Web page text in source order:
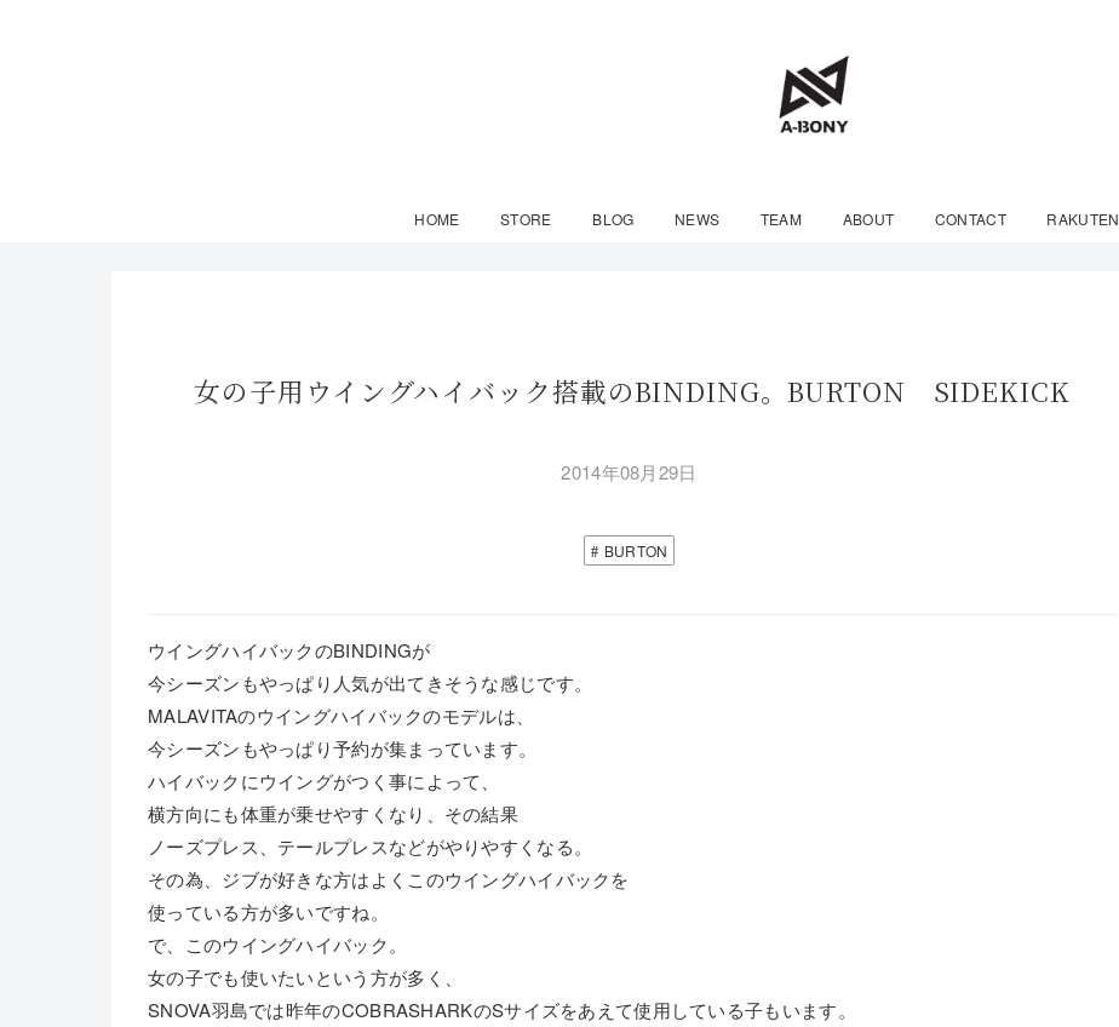
HOME STORE BLOG NEWS TEAM ABOUT CONTACT RAKUTEN
女の子用ウイングハイバック搭載のBINDING。BURTON SIDEKICK
2014年08月29日
BURTON
ウイングハイバックのBINDINGが
今シーズンもやっぱり人気が出てきそうな感じです。
MALAVITAのウイングハイバックのモデルは、
今シーズンもやっぱり予約が集まっています。
ハイバックにウイングがつく事によって、
横方向にも体重が乗せやすくなり、その結果
ノーズプレス、テールプレスなどがやりやすくなる。
その為、ジブが好きな方はよくこのウイングハイバックを
使っている方が多いですね。
で、このウイングハイバック。
女の子でも使いたいという方が多く、
SNOVA羽島では昨年のCOBRASHARKのSサイズをあえて使用している子もいます。